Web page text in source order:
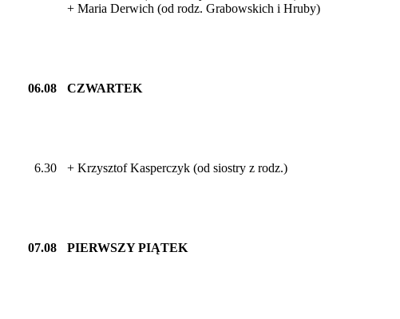
+ Maria Derwich (od rodz. Grabowskich i Hruby)
06.08 CZWARTEK
6.30 + Krzysztof Kasperczyk (od siostry z rodz.)
07.08 PIERWSZY PIĄTEK